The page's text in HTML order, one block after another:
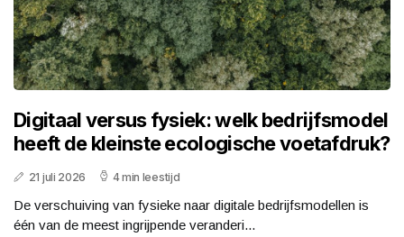
Digitaal versus fysiek: welk bedrijfsmodel
heeft de kleinste ecologische voetafdruk?
21 juli 2026 4 min leestijd
De verschuiving van fysieke naar digitale bedrijfsmodellen is
één van de meest ingrijpende veranderi...